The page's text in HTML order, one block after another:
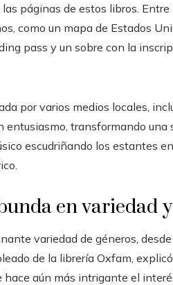
páginas de estos libros. Entre
como un mapa de Estados
pass y un sobre con la
por varios medios locales,
entusiasmo, transformando
escudriñando los estantes
en variedad
variedad de géneros,
de la librería Oxfam,
aún más intrigante el